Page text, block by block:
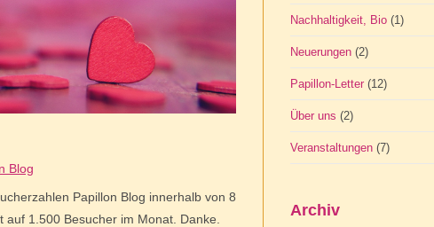
Blog
Papillon Blog innerhalb von 8
1.500 Besucher im Monat. Danke.
Nachhaltigkeit, Bio (1)
Neuerungen (2)
Papillon-Letter (12)
Über uns (2)
Veranstaltungen (7)
Archiv